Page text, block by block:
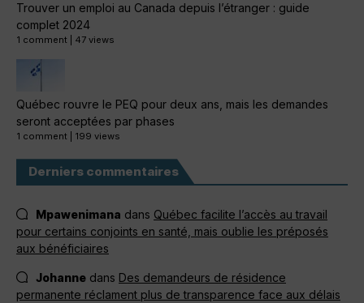
Trouver un emploi au Canada depuis l’étranger : guide
complet 2024
1 comment 47 views
Québec rouvre le PEQ pour deux ans, mais les demandes
seront acceptées par phases
1 comment 199 views
Derniers commentaires
Mpawenimana dans Québec facilite l’accès au travail
pour certains conjoints en santé, mais oublie les préposés
aux bénéficiaires
Johanne dans Des demandeurs de résidence
permanente réclament plus de transparence face aux délais